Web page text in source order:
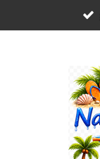
direct
hoofdinhoud